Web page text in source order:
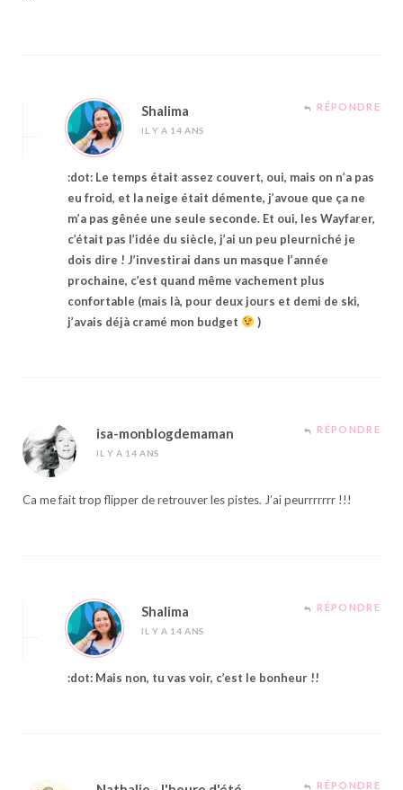
Shalima
IL Y A 14 ANS
RÉPONDRE
:dot: Le temps était assez couvert, oui, mais on n’a pas
eu froid, et la neige était démente, j’avoue que ça ne
m’a pas gênée une seule seconde. Et oui, les Wayfarer,
c’était pas l’idée du siècle, j’ai un peu pleurniché je
dois dire ! J’investirai dans un masque l’année
prochaine, c’est quand même vachement plus
confortable (mais là, pour deux jours et demi de ski,
j’avais déjà cramé mon budget
)
isa-monblogdemaman
IL Y A 14 ANS
RÉPONDRE
Ca me fait trop flipper de retrouver les pistes. J’ai peurrrrrrr !!!
Shalima
IL Y A 14 ANS
RÉPONDRE
:dot: Mais non, tu vas voir, c’est le bonheur !!
RÉPONDRE